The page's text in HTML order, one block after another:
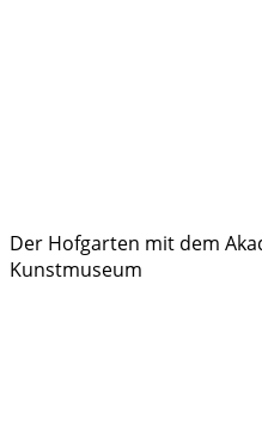
Der Hofgarten mit dem
Kunstmuseum